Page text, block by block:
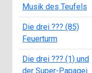
Musik des Teufels
Die drei ??? (85)
Feuerturm
Die drei ??? (1) und
der Super-Papagei